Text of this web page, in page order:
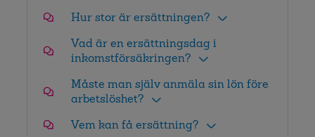
Hur stor är ersättningen?
Vad är en ersättningsdag i
inkomstförsäkringen?
Måste man själv anmäla sin lön före
arbetslöshet?
Vem kan få ersättning?